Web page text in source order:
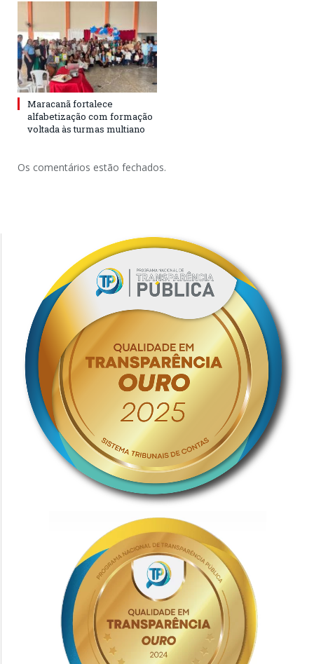
Maracanã fortalece
alfabetização com formação
voltada às turmas multiano
Os comentários estão fechados.